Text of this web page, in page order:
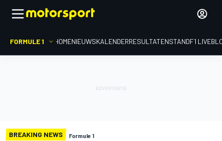
FORMULE 1 HOMENIEUWSKALENDERRESULTATENSTANDF1
BREAKING NEWS Formule 1